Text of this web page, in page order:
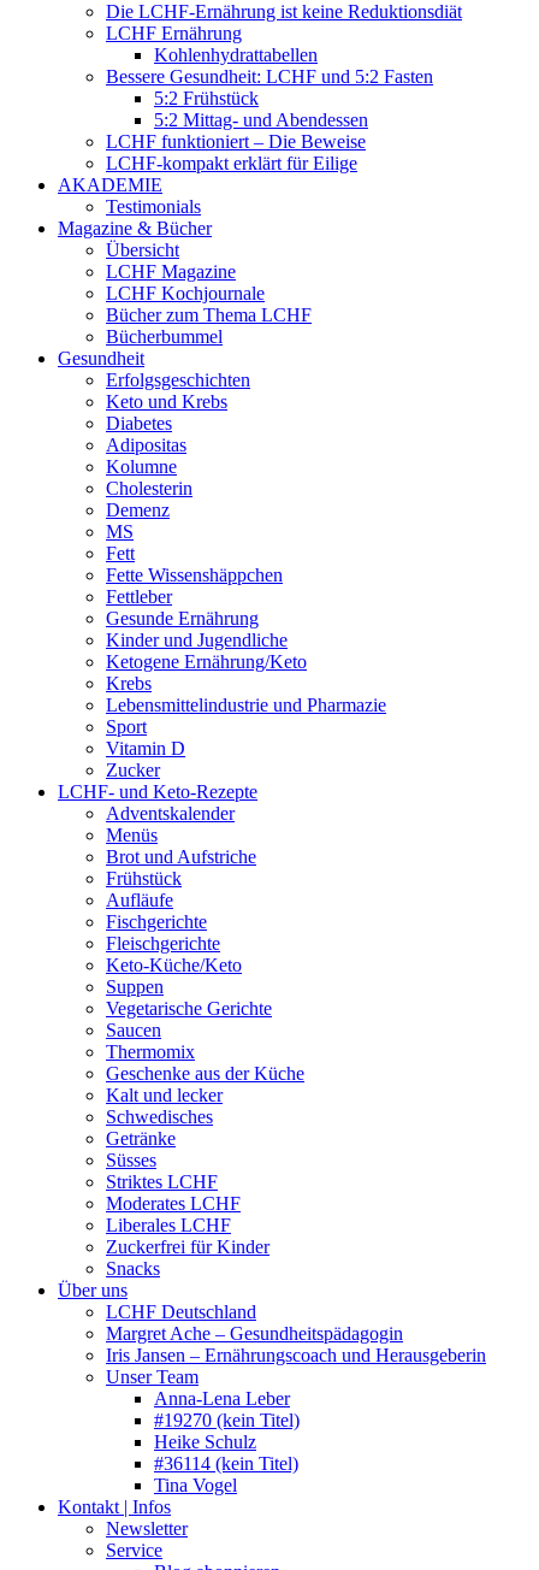
Die LCHF-Ernährung ist keine Reduktionsdiät
LCHF Ernährung
Kohlenhydrattabellen
Bessere Gesundheit: LCHF und 5:2 Fasten
5:2 Frühstück
5:2 Mittag- und Abendessen
LCHF funktioniert – Die Beweise
LCHF-kompakt erklärt für Eilige
AKADEMIE
Testimonials
Magazine & Bücher
Übersicht
LCHF Magazine
LCHF Kochjournale
Bücher zum Thema LCHF
Bücherbummel
Gesundheit
Erfolgsgeschichten
Keto und Krebs
Diabetes
Adipositas
Kolumne
Cholesterin
Demenz
MS
Fett
Fette Wissenshäppchen
Fettleber
Gesunde Ernährung
Kinder und Jugendliche
Ketogene Ernährung/Keto
Krebs
Lebensmittelindustrie und Pharmazie
Sport
Vitamin D
Zucker
LCHF- und Keto-Rezepte
Adventskalender
Menüs
Brot und Aufstriche
Frühstück
Aufläufe
Fischgerichte
Fleischgerichte
Keto-Küche/Keto
Suppen
Vegetarische Gerichte
Saucen
Thermomix
Geschenke aus der Küche
Kalt und lecker
Schwedisches
Getränke
Süsses
Striktes LCHF
Moderates LCHF
Liberales LCHF
Zuckerfrei für Kinder
Snacks
Über uns
LCHF Deutschland
Margret Ache – Gesundheitspädagogin
Iris Jansen – Ernährungscoach und Herausgeberin
Unser Team
Anna-Lena Leber
#19270 (kein Titel)
Heike Schulz
#36114 (kein Titel)
Tina Vogel
Kontakt | Infos
Newsletter
Service